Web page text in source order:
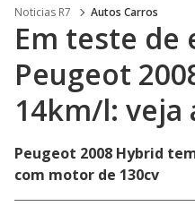
Noticias R7 Autos Carros
Em teste de
Peugeot
14km/l: veja
Peugeot 2008 Hybrid
com motor de 130cv